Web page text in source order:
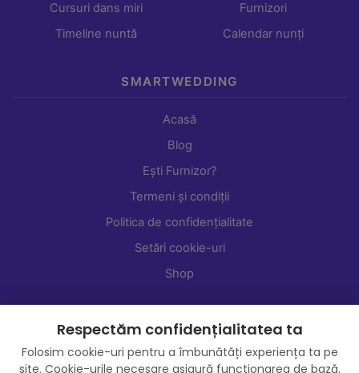
Cursuri dans miri
Timeline nuntă
Furnizori
Calendar nunți
SMARTWEDDING
Acasă
Blog
Ești Furnizor?
Termeni și condiții
Politica de confidențialitate
Setări cookie-uri
Shop
Respectăm confidențialitatea ta
Folosim cookie-uri pentru a îmbunătăți experiența ta pe
site. Cookie-urile necesare asigură funcționarea de bază.